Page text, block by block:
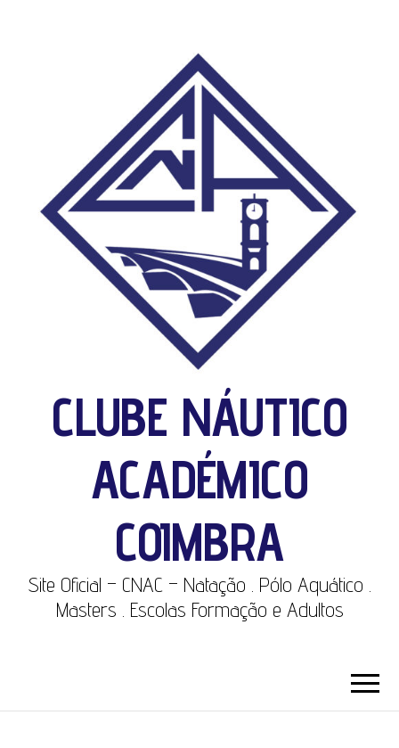
CLUBE NÁUTICO
ACADÉMICO
COIMBRA
Site Oficial – CNAC – Natação . Pólo Aquático .
Masters . Escolas Formação e Adultos